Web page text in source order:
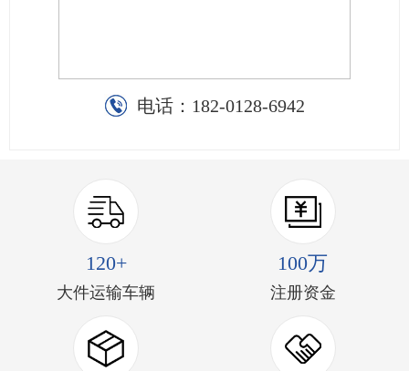
电话： 182-0128-6942
120+
大件运输车辆
100万
注册资金